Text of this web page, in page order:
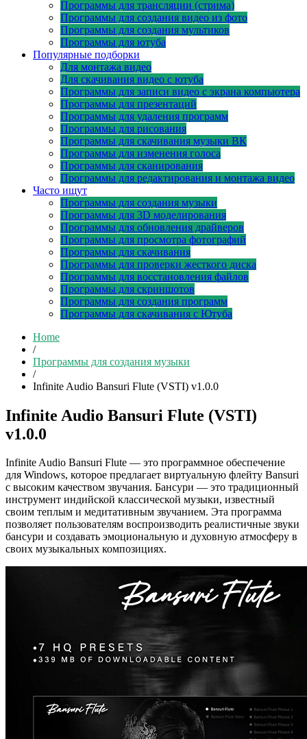
Программы для трансляции (стрима)
Программы для создания видео из фото
Программы для создания мультиков
Программы для ютуба
Популярные подборки
Для монтажа видео
Для скачивания видео с ютуба
Программы для записи видео с экрана компьютера
Программы для презентаций
Программы для удаления программ
Программы для рисования
Программы для скачивания музыки ВК
Программы для изменения голоса
Программы для сканирования
Программы для редактирования и монтажа видео
Часто ищут
Программы для создания музыки
Программы для 3D моделирования
Программы для обновления драйверов
Программы для просмотра фотографий
Программы для скачивания
Программы для проверки жесткого диска
Программы для восстановления файлов
Программы для скриншотов
Программы для создания программ
Программы для скачивания с Ютуба
Home
/
Программы для создания музыки
/
Infinite Audio Bansuri Flute (VSTI) v1.0.0
Infinite Audio Bansuri Flute (VSTI)
v1.0.0
Infinite Audio Bansuri Flute — это программное обеспечение
для Windows, которое предлагает виртуальную флейту Bansuri
с высоким качеством звучания. Бансури — это традиционный
инструмент индийской классической музыки, известный
своим теплым и медитативным звучанием. Эта программа
позволяет пользователям воспроизводить реалистичные звуки
бансури и создавать эмоциональную и духовную атмосферу в
своих музыкальных композициях.